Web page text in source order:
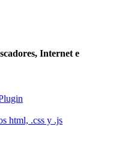
Internet e
html, .css y .js